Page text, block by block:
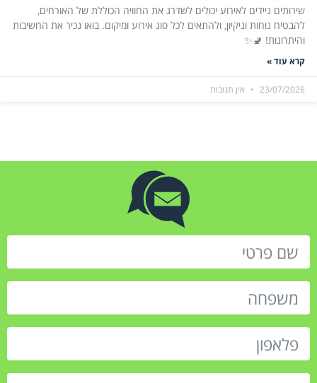
שירותים ניידים לאירוע יכולים לשדרג את החוויה הכוללת של האורחים,
להבטיח נוחות וניקיון, ולהתאים לכל סוג אירוע ומיקום. בואו נכיר את החשיבות
והיתרונות! 🚽✨
קרא עוד »
23/07/2026 אין תגובות